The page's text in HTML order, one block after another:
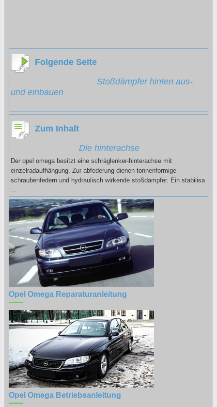
Folgende Seite
Stoßdämpfer hinten aus-
und einbauen
Zum Inhalt
Die hinterachse
Der opel omega besitzt eine schräglenker-hinterachse mit
einzelradaufhängung. Zur abfederung dienen tonnenformige
schraubenfedern und hydraulisch wirkende stoßdampfer. Ein stabilisa
Opel Omega Reparaturanleitung
Opel Omega Betriebsanleitung